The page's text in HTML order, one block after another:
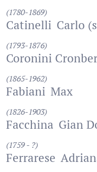
(1780-1869)
Catinelli Carlo
(1793-1876)
Coronini
(1865-1962)
Fabiani Max
(1826-1903)
Facchina Gian
(1759 - ?)
Ferrarese